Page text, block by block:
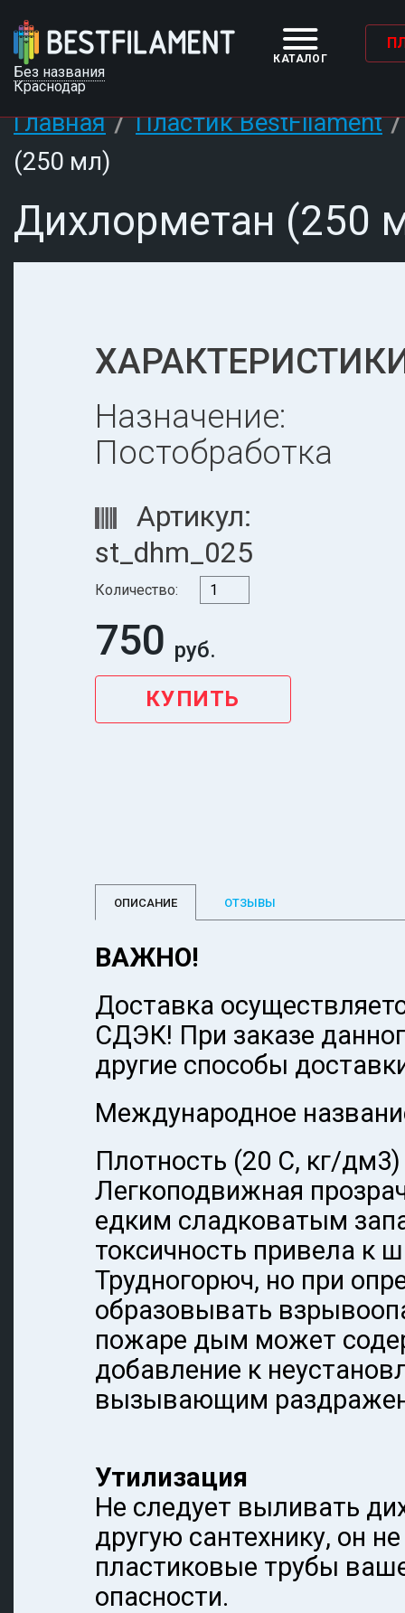
КАТАЛОГ
Без названия
Краснодар
Главная/Пластик BestFilament
(250 мл)
Дихлорметан (250
Назначение:
Постобработка
Артикул:
st_dhm_025
Количество:
750
ОПИСАНИЕ ОТЗЫВЫ
ВАЖНО!
Доставка
СДЭК! При заказе
другие способы
Международное
Плотность (20 С, кг/дм3)
Легкоподвижная
едким сладковатым
токсичность привела к
Трудногорюч, но при
образовывать
пожаре дым может
добавление к
вызывающим
Утилизация
Не следует выливать
другую сантехнику, он
пластиковые трубы
опасности.